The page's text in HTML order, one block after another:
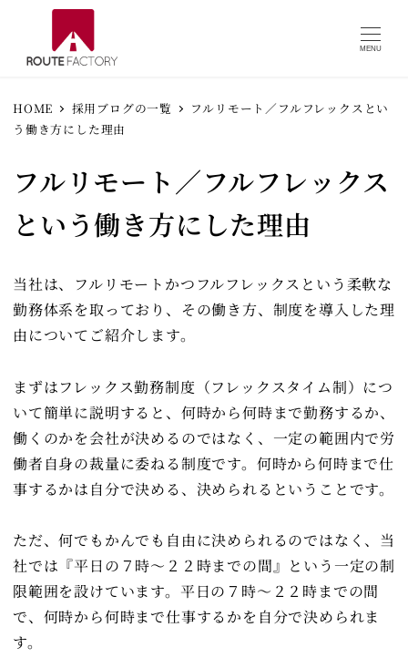
MENU
HOME 採用ブログの一覧
フルリモート／フルフレックスとい
う働き方にした理由
フルリモート／フルフレックス
という働き方にした理由
当社は、フルリモートかつフルフレックスという柔軟な
勤務体系を取っており、その働き方、制度を導入した理
由についてご紹介します。
まずはフレックス勤務制度（フレックスタイム制）につ
いて簡単に説明すると、何時から何時まで勤務するか、
働くのかを会社が決めるのではなく、一定の範囲内で労
働者自身の裁量に委ねる制度です。何時から何時まで仕
事するかは自分で決める、決められるということです。
ただ、何でもかんでも自由に決められるのではなく、当
社では『平日の７時～２２時までの間』という一定の制
限範囲を設けています。平日の７時～２２時までの間
で、何時から何時まで仕事するかを自分で決められま
す。